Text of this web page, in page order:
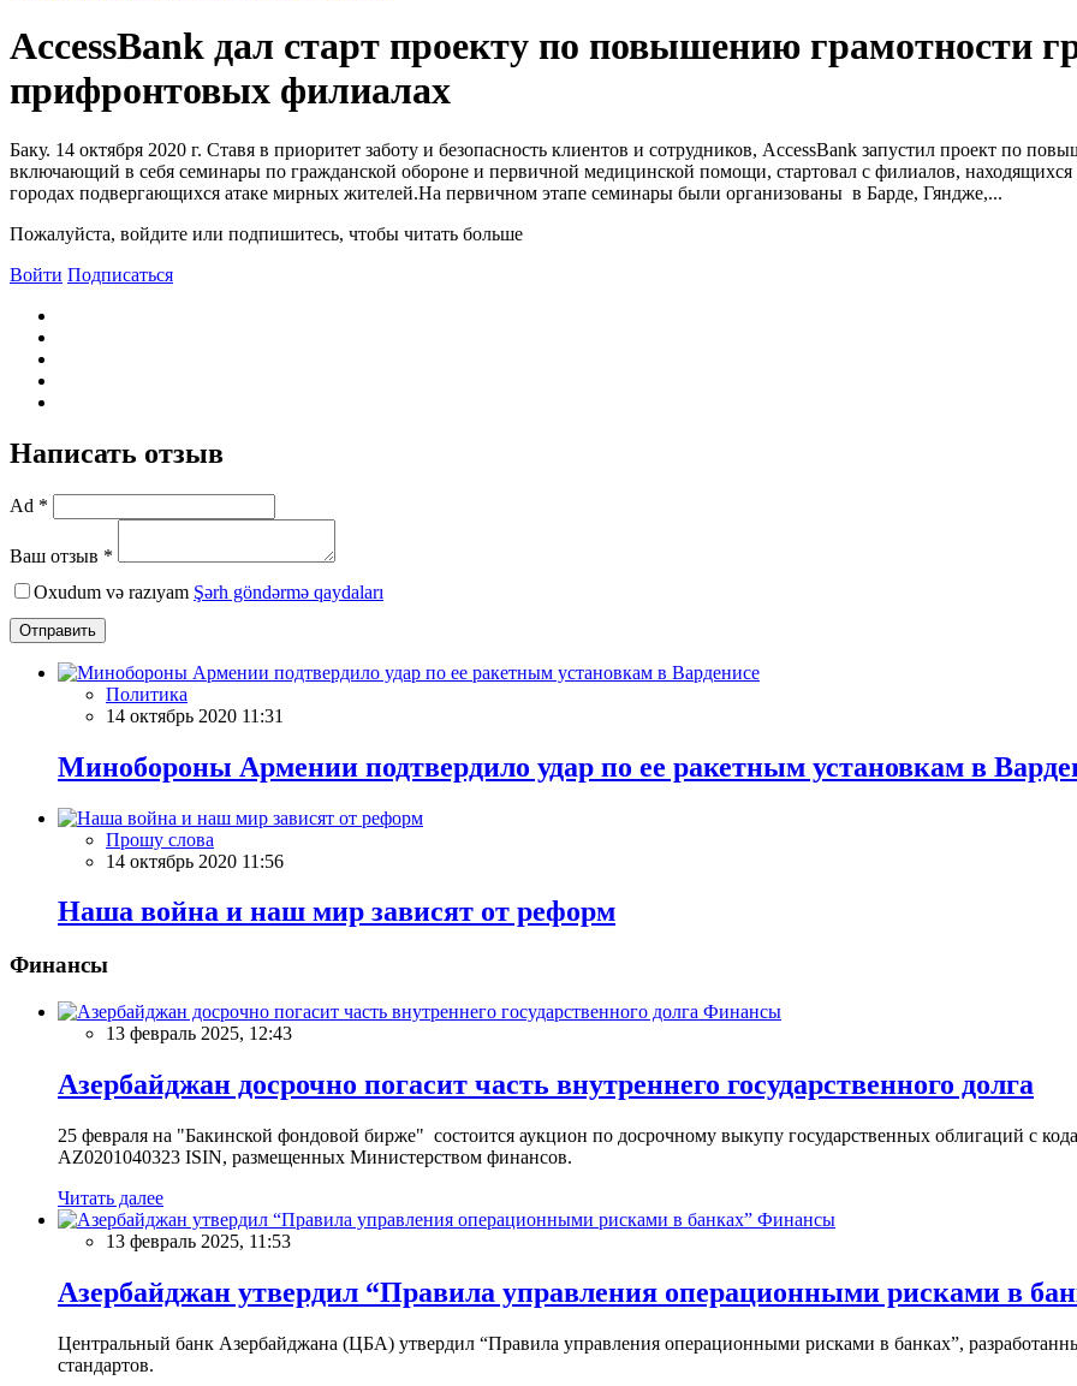
AccessBank дал старт проекту по повышению грамотности
прифронтовых филиалах
Баку. 14 октября 2020 г. Ставя в приоритет заботу и безопасность клиентов и сотрудников, AccessBank запустил проект по
включающий в себя семинары по гражданской обороне и первичной медицинской помощи, стартовал с филиалов,
городах подвергающихся атаке мирных жителей.На первичном этапе семинары были организованы в Барде, Гяндже,...
Пожалуйста, войдите или подпишитесь, чтобы читать больше
Войти Подписаться
Написать отзыв
Ad *
Ваш отзыв *
Oxudum və razıyam Şərh göndərmə qaydaları
Отправить
Политика
14 октябрь 2020 11:31
Минобороны Армении подтвердило удар по ее ракетным установкам в
Прошу слова
14 октябрь 2020 11:56
Наша война и наш мир зависят от реформ
Финансы
Финансы
13 февраль 2025, 12:43
Азербайджан досрочно погасит часть внутреннего государственного долга
25 февраля на "Бакинской фондовой бирже" состоится аукцион по досрочному выкупу государственных облигаций с
AZ0201040323 ISIN, размещенных Министерством финансов.
Читать далее
Финансы
13 февраль 2025, 11:53
Азербайджан утвердил “Правила управления операционными рисками в
Центральный банк Азербайджана (ЦБА) утвердил “Правила управления операционными рисками в банках”,
стандартов.